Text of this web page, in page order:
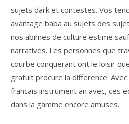
sujets dark et contestes. Vos
avantage baba au sujets des
nos abimes de culture estime
narratives. Les personnes que
courbe conquerant ont le loisir
gratuit procure la difference. Avec
francais instrument an avec, ces
dans la gamme encore amuses.